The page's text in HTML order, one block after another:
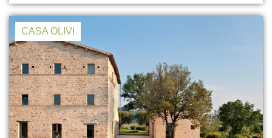
CASA OLIVI